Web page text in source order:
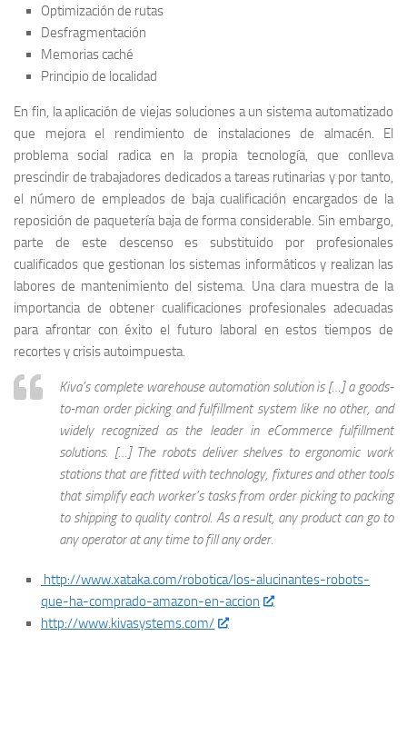
Optimización de rutas
Desfragmentación
Memorias caché
Principio de localidad
En fin, la aplicación de viejas soluciones a un sistema automatizado
que mejora el rendimiento de instalaciones de almacén. El
problema social radica en la propia tecnología, que conlleva
prescindir de trabajadores dedicados a tareas rutinarias y por tanto,
el número de empleados de baja cualificación encargados de la
reposición de paquetería baja de forma considerable. Sin embargo,
parte de este descenso es substituido por profesionales
cualificados que gestionan los sistemas informáticos y realizan las
labores de mantenimiento del sistema. Una clara muestra de la
importancia de obtener cualificaciones profesionales adecuadas
para afrontar con éxito el futuro laboral en estos tiempos de
recortes y crisis autoimpuesta.
Kiva’s complete warehouse automation solution is […] a goods-
to-man order picking and fulfillment system like no other, and
widely recognized as the leader in eCommerce fulfillment
solutions. […] The robots deliver shelves to ergonomic work
stations that are fitted with technology, fixtures and other tools
that simplify each worker’s tasks from order picking to packing
to shipping to quality control. As a result, any product can go to
any operator at any time to fill any order.
http://www.xataka.com/robotica/los-alucinantes-robots-
que-ha-comprado-amazon-en-accion
http://www.kivasystems.com/